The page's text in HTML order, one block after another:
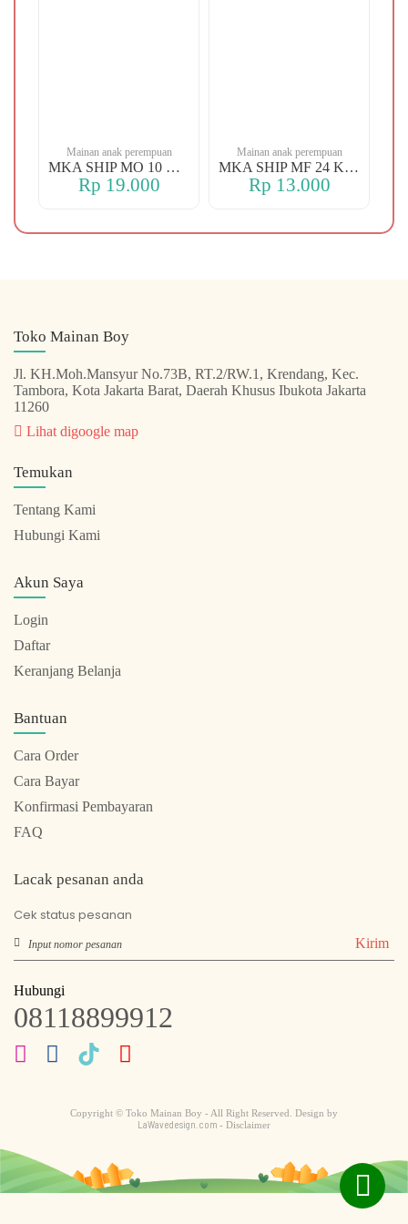
Mainan anak perempuan
MKA SHIP MO 10 CHERRY
Rp 19.000
Mainan anak perempuan
MKA SHIP MF 24 KERANJANG
Rp 13.000
Toko Mainan Boy
Jl. KH.Moh.Mansyur No.73B, RT.2/RW.1, Krendang, Kec.
Tambora, Kota Jakarta Barat, Daerah Khusus Ibukota Jakarta
11260
Lihat digoogle map
Temukan
Tentang Kami
Hubungi Kami
Akun Saya
Login
Daftar
Keranjang Belanja
Bantuan
Cara Order
Cara Bayar
Konfirmasi Pembayaran
FAQ
Lacak pesanan anda
Cek status pesanan
Kirim
Hubungi
08118899912
Copyright © Toko Mainan Boy - All Right Reserved. Design by
LaWavedesign.com - Disclaimer